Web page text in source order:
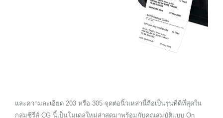
และความละเอียด 203 หรือ 305 จุดต่อนิ้วเหล่านี้ถือเป็นรุ่นที่ดีที่สุดใน
กลุ่มซีรีส์ CG นี้เป็นโมเดลใหม่ส่าสุดมาพร้อมกับคุณสมบัติแบบ On